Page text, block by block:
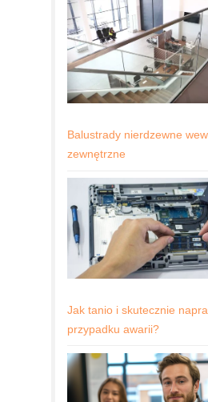
Balustrady nierdzewne
zewnętrzne
Jak tanio i skutecznie
przypadku awarii?